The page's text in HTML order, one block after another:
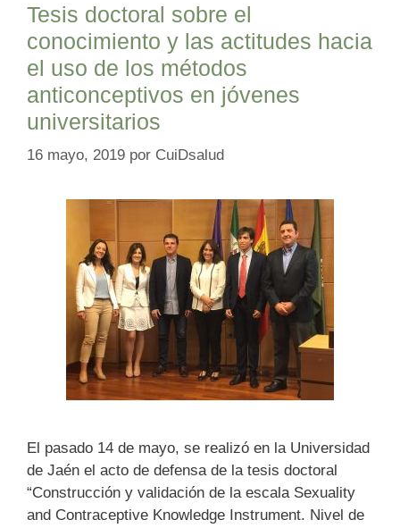
Tesis doctoral sobre el
conocimiento y las actitudes hacia
el uso de los métodos
anticonceptivos en jóvenes
universitarios
16 mayo, 2019 por CuiDsalud
El pasado 14 de mayo, se realizó en la Universidad
de Jaén el acto de defensa de la tesis doctoral
“Construcción y validación de la escala Sexuality
and Contraceptive Knowledge Instrument. Nivel de